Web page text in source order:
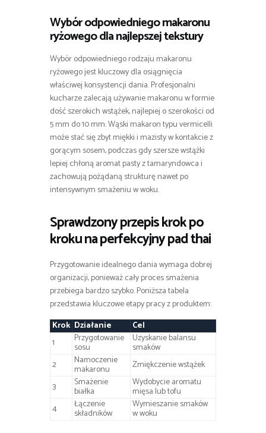
Wybór odpowiedniego makaronu
ryżowego dla najlepszej tekstury
Wybór odpowiedniego rodzaju makaronu
ryżowego jest kluczowy dla osiągnięcia
właściwej konsystencji dania. Profesjonalni
kucharze zalecają używanie makaronu w formie
dość szerokich wstążek, najlepiej o szerokości od
5 mm do 10 mm. Wąski makaron typu vermicelli
może stać się zbyt miękki i mazisty w kontakcie z
gorącym sosem, podczas gdy szersze wstążki
lepiej chłoną aromat pasty z tamaryndowca i
zachowują pożądaną strukturę nawet po
intensywnym smażeniu w woku.
Sprawdzony przepis krok po
kroku na perfekcyjny pad thai
Przygotowanie idealnego dania wymaga dobrej
organizacji, ponieważ cały proces smażenia
przebiega bardzo szybko. Poniższa tabela
przedstawia kluczowe etapy pracy z produktem:
Krok Działanie
Cel
1
Przygotowanie
sosu
Uzyskanie balansu
smaków
2
Namoczenie
makaronu
Zmiękczenie wstążek
3
Smażenie
białka
Wydobycie aromatu
mięsa lub tofu
4
Łączenie
składników
Wymieszanie smaków
w woku